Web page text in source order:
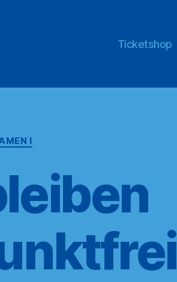
Ticketshop
I